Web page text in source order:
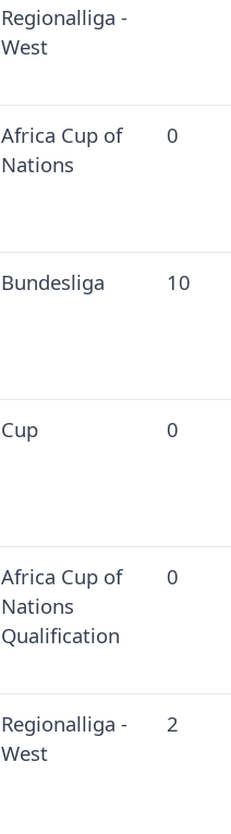
Regionalliga -
West
Africa Cup of
Nations
0
Bundesliga 10
Cup 0
Africa Cup of
Nations
Qualification
0
Regionalliga -
West
2